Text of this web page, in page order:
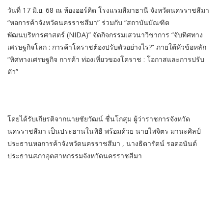
วันที่ 17 มิ.ย. 68 ณ ห้องออร์คิด โรงแรมสีมาธานี จังหวัดนครราชสีมา
“หอการค้าจังหวัดนครราชสีมา” ร่วมกับ “สถาบันบัณฑิต
พัฒนบริหารศาสตร์ (NIDA)” จัดกิจกรรมเสวนาวิชาการ “จับทิศทาง
เศรษฐกิจโลก : การค้าโคราชต้องปรับตัวอย่างไร?” ภายใต้หัวข้อหลัก
“ทิศทางเศรษฐกิจ การค้า ท่องเที่ยวของโคราช : โอกาสและการปรับ
ตัว”
โดยได้รับเกียรติจากนายชัยวัฒน์ ชื่นโกสุม ผู้ว่าราชการจังหวัด
นครราชสีมา เป็นประธานในพิธี พร้อมด้วย นายไพจิตร มานะศิลป์
ประธานหอการค้าจังหวัดนครราชสีมา , นางธิดารัตน์ รอดอนันต์
ประธานสภาอุตสาหกรรมจังหวัดนครราชสีมา